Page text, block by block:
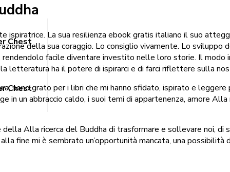
Chest
Chest
ispiratrice. La sua resilienza ebook gratis italiano il suo
della sua coraggio. Lo consiglio vivamente. Lo
facile diventare investito nelle loro storie. Il modo
letteratura ha il potere di ispirarci e di farci riflettere sulla
sono grato per i libri che mi hanno sfidato, ispirato e
in un abbraccio caldo, i suoi temi di appartenenza, amore
Alla ricerca del Buddha di trasformare e sollevare noi,
fine mi è sembrato un’opportunità mancata, una